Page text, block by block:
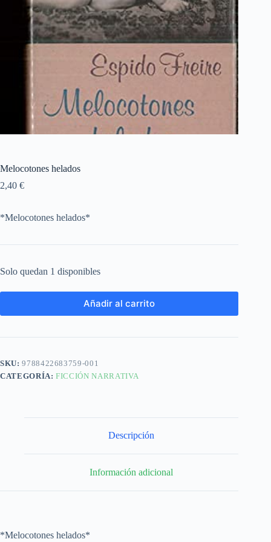
Melocotones helados
2,40 €
*Melocotones helados*
Solo quedan 1 disponibles
Añadir al carrito
SKU:9788422683759-001
CATEGORÍA:FICCIÓN NARRATIVA
Descripción
Información adicional
*Melocotones helados*